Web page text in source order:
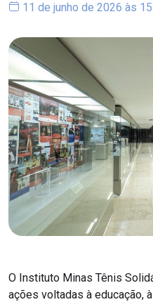
11 de junho de 2026 às
O Instituto Minas Tênis
ações voltadas à educação,